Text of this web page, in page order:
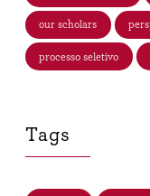
our scholars
processo seletivo
Tags